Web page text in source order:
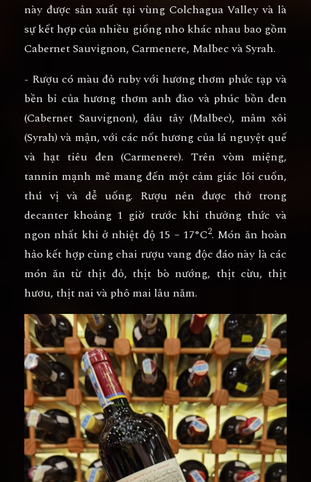
này được sản xuất tại vùng Colchagua Valley và là
sự kết hợp của nhiều giống nho khác nhau bao gồm
Cabernet Sauvignon, Carmenere, Malbec và Syrah.
- Rượu có màu đỏ ruby với hương thơm phức tạp và
bền bỉ của hương thơm anh đào và phúc bồn đen
(Cabernet Sauvignon), dâu tây (Malbec), mâm xôi
(Syrah) và mận, với các nốt hương của lá nguyệt quế
và hạt tiêu đen (Carmenere). Trên vòm miệng,
tannin mạnh mẽ mang đến một cảm giác lôi cuốn,
thú vị và dễ uống. Rượu nên được thở trong
decanter khoảng 1 giờ trước khi thưởng thức và
ngon nhất khi ở nhiệt độ 15 – 17°C2. Món ăn hoàn
hảo kết hợp cùng chai rượu vang độc đáo này là các
món ăn từ thịt đỏ, thịt bò nướng, thịt cừu, thịt
hươu, thịt nai và phô mai lâu năm.